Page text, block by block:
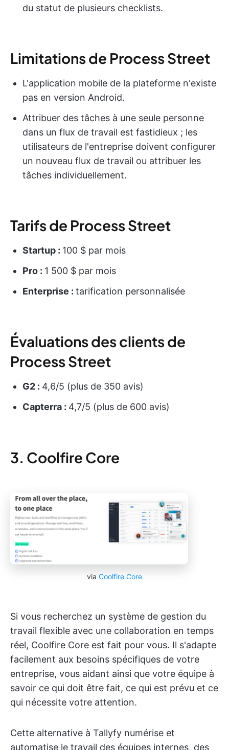
du statut de plusieurs checklists.
Limitations de Process Street
L'application mobile de la plateforme n'existe
pas en version Android.
Attribuer des tâches à une seule personne
dans un flux de travail est fastidieux ; les
utilisateurs de l'entreprise doivent configurer
un nouveau flux de travail ou attribuer les
tâches individuellement.
Tarifs de Process Street
Startup : 100 $ par mois
Pro : 1 500 $ par mois
Enterprise : tarification personnalisée
Évaluations des clients de
Process Street
G2 : 4,6/5 (plus de 350 avis)
Capterra : 4,7/5 (plus de 600 avis)
3. Coolfire Core
via Coolfire Core
Si vous recherchez un système de gestion du
travail flexible avec une collaboration en temps
réel, Coolfire Core est fait pour vous. Il s'adapte
facilement aux besoins spécifiques de votre
entreprise, vous aidant ainsi que votre équipe à
savoir ce qui doit être fait, ce qui est prévu et ce
qui nécessite votre attention.
Cette alternative à Tallyfy numérise et
automatise le travail des équipes internes, des